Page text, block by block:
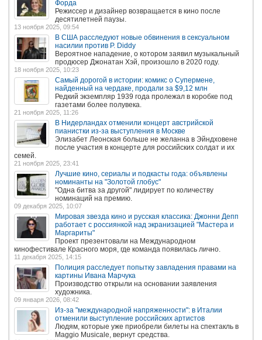
Форда
Режиссер и дизайнер возвращается в кино после
десятилетней паузы.
13 ноября 2025, 09:54
В США расследуют новые обвинения в сексуальном
насилии против P. Diddy
Вероятное нападение, о котором заявил музыкальный
продюсер Джонатан Хэй, произошло в 2020 году.
18 ноября 2025, 10:23
Самый дорогой в истории: комикс о Супермене,
найденный на чердаке, продали за $9,12 млн
Редкий экземпляр 1939 года пролежал в коробке под
газетами более полувека.
21 ноября 2025, 11:26
В Нидерландах отменили концерт австрийской
пианистки из-за выступления в Москве
Элизабет Леонская больше не желанна в Эйндховене
после участия в концерте для российских солдат и их
семей.
21 ноября 2025, 23:41
Лучшие кино, сериалы и подкасты года: объявлены
номинанты на "Золотой глобус"
"Одна битва за другой" лидирует по количеству
номинаций на премию.
09 декабря 2025, 10:07
Мировая звезда кино и русская классика: Джонни Депп
работает с россиянкой над экранизацией "Мастера и
Маргариты"
Проект презентовали на Международном
кинофестивале Красного моря, где команда появилась лично.
11 декабря 2025, 14:15
Полиция расследует попытку завладения правами на
картины Ивана Марчука
Производство открыли на основании заявления
художника.
09 января 2026, 08:42
Из-за "международной напряженности": в Италии
отменили выступление российских артистов
Людям, которые уже приобрели билеты на спектакль в
Maggio Musicale, вернут средства.